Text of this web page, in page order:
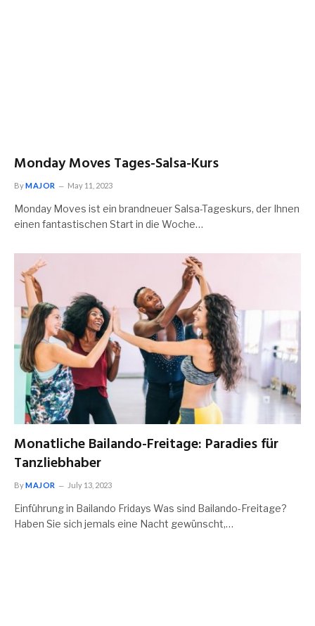
Monday Moves Tages-Salsa-Kurs
ByMAJOR May 11, 2023
Monday Moves ist ein brandneuer Salsa-Tageskurs, der Ihnen
einen fantastischen Start in die Woche…
Monatliche Bailando-Freitage: Paradies für
Tanzliebhaber
ByMAJOR July 13, 2023
Einführung in Bailando Fridays Was sind Bailando-Freitage?
Haben Sie sich jemals eine Nacht gewünscht,…